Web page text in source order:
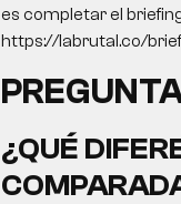
es completar el
https://labrutal.co/
¿QUÉ